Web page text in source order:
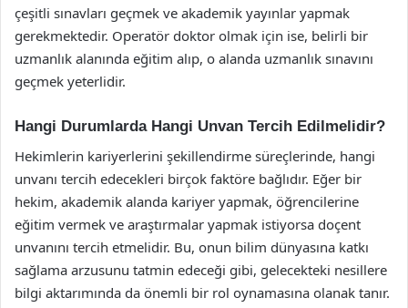
çeşitli sınavları geçmek ve akademik yayınlar yapmak
gerekmektedir. Operatör doktor olmak için ise, belirli bir
uzmanlık alanında eğitim alıp, o alanda uzmanlık sınavını
geçmek yeterlidir.
Hangi Durumlarda Hangi Unvan Tercih Edilmelidir?
Hekimlerin kariyerlerini şekillendirme süreçlerinde, hangi
unvanı tercih edecekleri birçok faktöre bağlıdır. Eğer bir
hekim, akademik alanda kariyer yapmak, öğrencilerine
eğitim vermek ve araştırmalar yapmak istiyorsa doçent
unvanını tercih etmelidir. Bu, onun bilim dünyasına katkı
sağlama arzusunu tatmin edeceği gibi, gelecekteki nesillere
bilgi aktarımında da önemli bir rol oynamasına olanak tanır.